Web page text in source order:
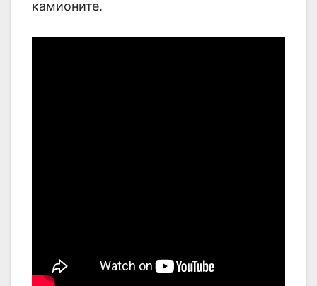
камионите.